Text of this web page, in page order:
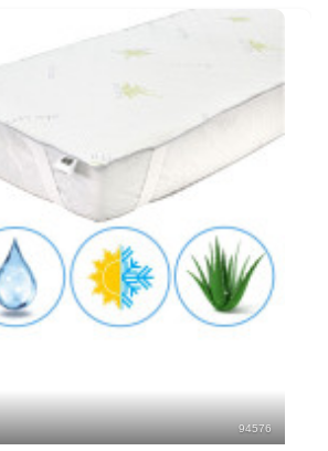
94576